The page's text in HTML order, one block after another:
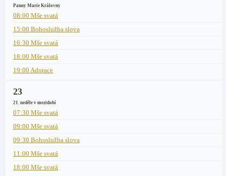
Panny Marie Královny
08:00 Mše svatá
15:00 Bohoslužba slova
16:30 Mše svatá
18:00 Mše svatá
19:00 Adorace
23
21. neděle v mezidobí
07:30 Mše svatá
09:00 Mše svatá
09:30 Bohoslužba slova
11:00 Mše svatá
18:00 Mše svatá